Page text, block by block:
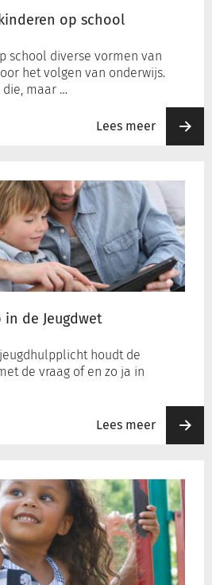
op school
school diverse vormen van
het volgen van onderwijs.
maar …
Lees meer
de Jeugdwet
houdt de
de vraag of en zo ja in
Lees meer